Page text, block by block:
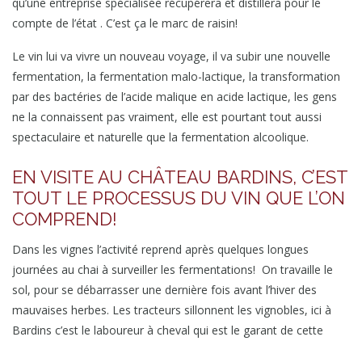
compte de l’état . C’est ça le marc de raisin!
Le vin lui va vivre un nouveau voyage, il va subir une nouvelle
fermentation, la fermentation malo-lactique, la transformation
par des bactéries de l’acide malique en acide lactique, les gens
ne la connaissent pas vraiment, elle est pourtant tout aussi
spectaculaire et naturelle que la fermentation alcoolique.
EN VISITE AU CHÂTEAU BARDINS, C’EST
TOUT LE PROCESSUS DU VIN QUE L’ON
COMPREND!
Dans les vignes l’activité reprend après quelques longues
journées au chai à surveiller les fermentations! On travaille le
sol, pour se débarrasser une dernière fois avant l’hiver des
mauvaises herbes. Les tracteurs sillonnent les vignobles, ici à
Bardins c’est le laboureur à cheval qui est le garant de cette